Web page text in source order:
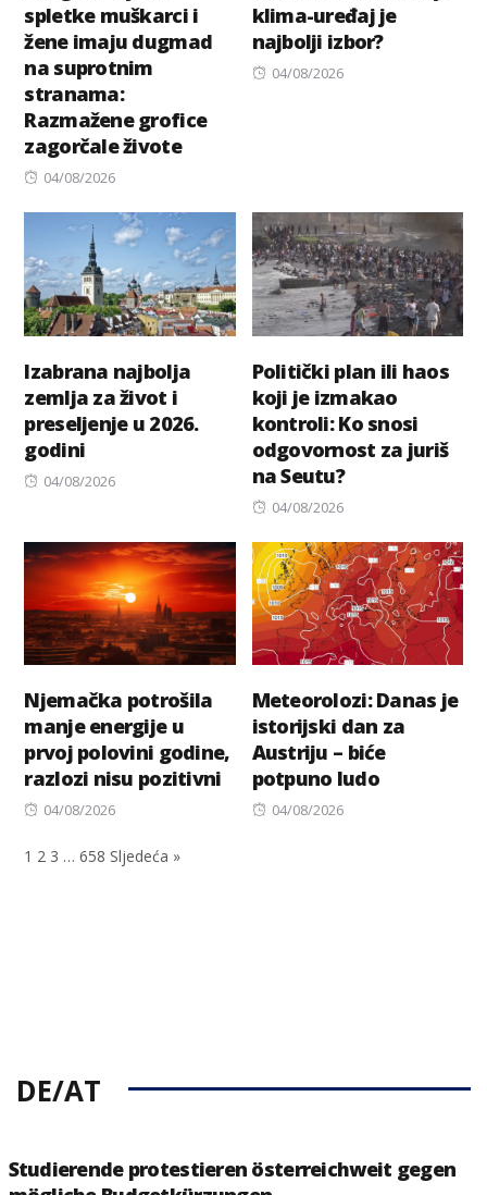
spletke muškarci i
žene imaju dugmad
na suprotnim
stranama:
Razmažene grofice
zagorčale živote
Posted
04/08/2026
klima-uređaj je
najbolji izbor?
Posted
04/08/2026
Izabrana najbolja
zemlja za život i
preseljenje u 2026.
godini
Posted
04/08/2026
Politički plan ili haos
koji je izmakao
kontroli: Ko snosi
odgovornost za juriš
na Seutu?
Posted
04/08/2026
Njemačka potrošila
manje energije u
prvoj polovini godine,
razlozi nisu pozitivni
Posted
04/08/2026
Meteorolozi: Danas je
istorijski dan za
Austriju – biće
potpuno ludo
Posted
04/08/2026
1 2 3 … 658 Sljedeća »
DE/AT
Studierende protestieren österreichweit gegen